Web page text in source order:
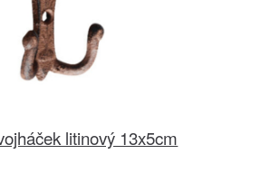
litinový 13x5cm